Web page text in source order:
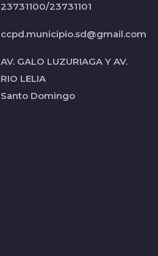
23731100/23731101
ccpd.municipio.sd@gmail.com
AV. GALO LUZURIAGA Y AV.
RIO LELIA
Santo Domingo